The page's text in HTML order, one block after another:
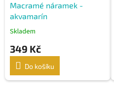
Macramé náramek -
akvamarín
Skladem
349 Kč
Do košíku